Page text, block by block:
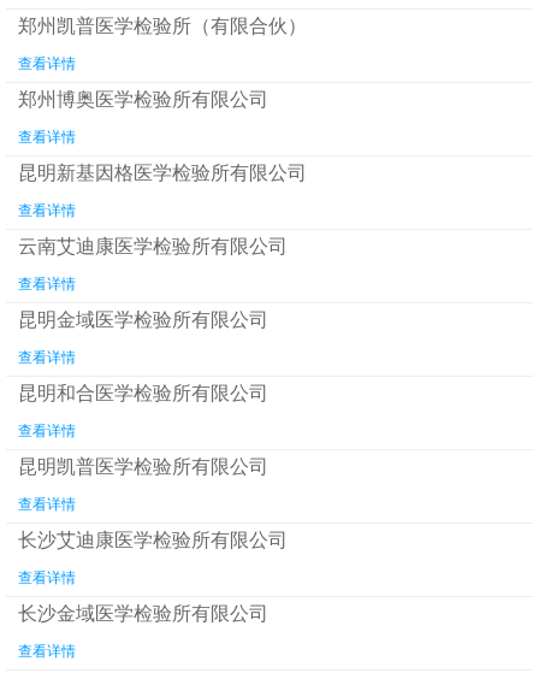
郑州凯普医学检验所（有限合伙）
查看详情
郑州博奥医学检验所有限公司
查看详情
昆明新基因格医学检验所有限公司
查看详情
云南艾迪康医学检验所有限公司
查看详情
昆明金域医学检验所有限公司
查看详情
昆明和合医学检验所有限公司
查看详情
昆明凯普医学检验所有限公司
查看详情
长沙艾迪康医学检验所有限公司
查看详情
长沙金域医学检验所有限公司
查看详情